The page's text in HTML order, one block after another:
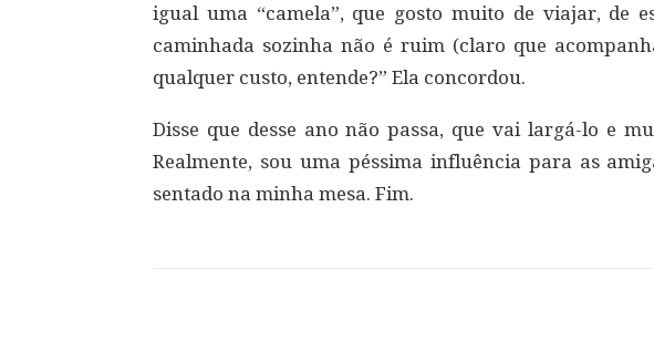
igual uma “camela”, que gosto muito de viajar, de
caminhada sozinha não é ruim (claro que
qualquer custo, entende?” Ela concordou.
Disse que desse ano não passa, que vai largá-lo e
Realmente, sou uma péssima influência para as
sentado na minha mesa. Fim.